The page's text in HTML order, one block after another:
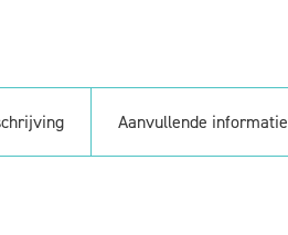
Aanvullende informatie